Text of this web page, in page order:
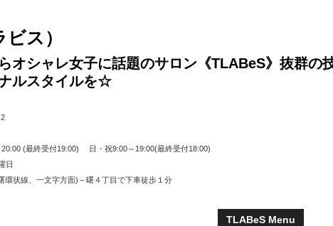
ス）
オシャレ女子に話題のサロン《TLABeS》抜群の
ルスタイルを☆
(最終受付19:00) 日・祝9:00～19:00(最終受付18:00)
日
環状線、一文字方面)～曙４丁目で下車徒歩１分
TLABeS Menu